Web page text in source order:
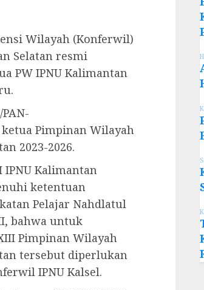
Wilayah (Konferwil)
Selatan resmi
PW IPNU Kalimantan
ketua Pimpinan Wilayah
2023-2026.
Kalimantan
ketentuan
Pelajar Nahdlatul
bahwa untuk
Pimpinan Wilayah
tersebut diperlukan
IPNU Kalsel.